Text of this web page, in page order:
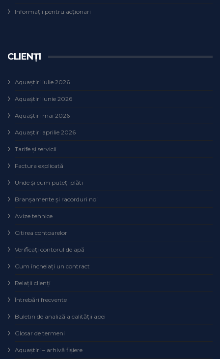
Informații pentru acționari
CLIENȚI
Aquaștiri iulie 2026
Aquaștiri iunie 2026
Aquaștiri mai 2026
Aquaștiri aprilie 2026
Tarife și servicii
Factura explicată
Unde și cum puteţi plăti
Branșamente și racorduri noi
Avize tehnice
Citirea contoarelor
Verificaţi contorul de apă
Cum încheiaţi un contract
Relaţii clienţi
Întrebări frecvente
Buletin de analiză a calităţii apei
Glosar de termeni
Aquaștiri – arhivă fișiere